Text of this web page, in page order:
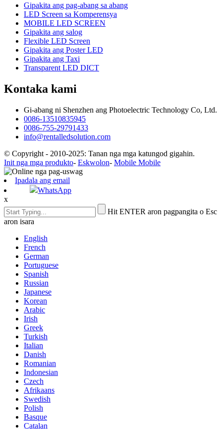
Gipakita ang pag-abang sa abang
LED Screen sa Komperensya
MOBILE LED SCREEN
Gipakita ang salog
Flexible LED Screen
Gipakita ang Poster LED
Gipakita ang Taxi
Transparent LED DICT
Kontaka kami
Gi-abang ni Shenzhen ang Photoelectric Technology Co, Ltd.
0086-13510835945
0086-755-29791433
info@rentalledsolution.com
© Copyright - 2010-2025: Tanan nga mga katungod gigahin.
Init nga mga produkto- Eskwolon- Mobile Mobile
Ipadala ang email
WhatsApp
x
Hit ENTER aron pagpangita o Esc
aron isara
English
French
German
Portuguese
Spanish
Russian
Japanese
Korean
Arabic
Irish
Greek
Turkish
Italian
Danish
Romanian
Indonesian
Czech
Afrikaans
Swedish
Polish
Basque
Catalan